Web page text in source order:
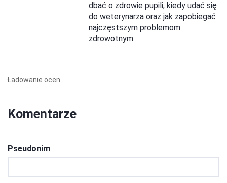
dbać o zdrowie pupili, kiedy udać się
do weterynarza oraz jak zapobiegać
najczęstszym problemom
zdrowotnym.
Ładowanie ocen...
Komentarze
Pseudonim